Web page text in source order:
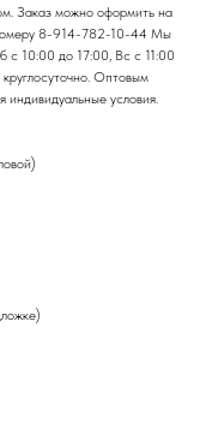
Заказ можно оформить на
номеру 8-914-782-10-44 Мы
с 10:00 до 17:00, Вс с 11:00
Оптовым
индивидуальные условия.